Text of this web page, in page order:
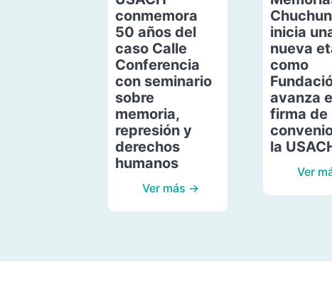
conmemora
50 años del
caso Calle
Conferencia
con seminario
sobre
memoria,
represión y
derechos
humanos
Ver más →
inicia
nueva
como
avanza
firma de
la
Ver